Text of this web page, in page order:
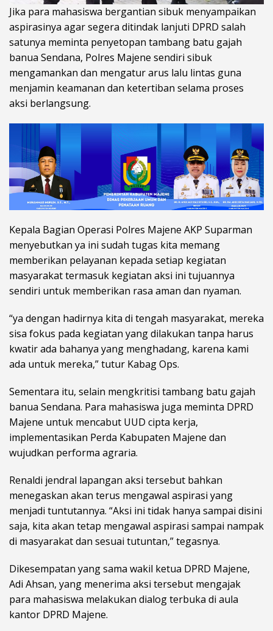
Jika para mahasiswa bergantian sibuk menyampaikan
aspirasinya agar segera ditindak lanjuti DPRD salah
satunya meminta penyetopan tambang batu gajah
banua Sendana, Polres Majene sendiri sibuk
mengamankan dan mengatur arus lalu lintas guna
menjamin keamanan dan ketertiban selama proses
aksi berlangsung.
Kepala Bagian Operasi Polres Majene AKP Suparman
menyebutkan ya ini sudah tugas kita memang
memberikan pelayanan kepada setiap kegiatan
masyarakat termasuk kegiatan aksi ini tujuannya
sendiri untuk memberikan rasa aman dan nyaman.
“ya dengan hadirnya kita di tengah masyarakat, mereka
sisa fokus pada kegiatan yang dilakukan tanpa harus
kwatir ada bahanya yang menghadang, karena kami
ada untuk mereka,” tutur Kabag Ops.
Sementara itu, selain mengkritisi tambang batu gajah
banua Sendana. Para mahasiswa juga meminta DPRD
Majene untuk mencabut UUD cipta kerja,
implementasikan Perda Kabupaten Majene dan
wujudkan performa agraria.
Renaldi jendral lapangan aksi tersebut bahkan
menegaskan akan terus mengawal aspirasi yang
menjadi tuntutannya. “Aksi ini tidak hanya sampai disini
saja, kita akan tetap mengawal aspirasi sampai nampak
di masyarakat dan sesuai tutuntan,” tegasnya.
Dikesempatan yang sama wakil ketua DPRD Majene,
Adi Ahsan, yang menerima aksi tersebut mengajak
para mahasiswa melakukan dialog terbuka di aula
kantor DPRD Majene.